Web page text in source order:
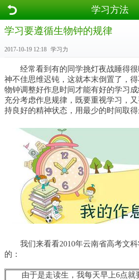
学习方法
学习要遵循生物钟的规律
2017-10-19 12:18 学习力
经常看到有的同学挑灯夜战睡得很
神不佳思维迟钝，这就本末倒置了，
物钟调整好作息时间才能有好的学习
充分考虑作息规律，既要重视学习，
持良好的精神状态，用最少的时间取得
我们来看看2010年云南省高考文科
的：
由于是走读生，我每天早上6点就